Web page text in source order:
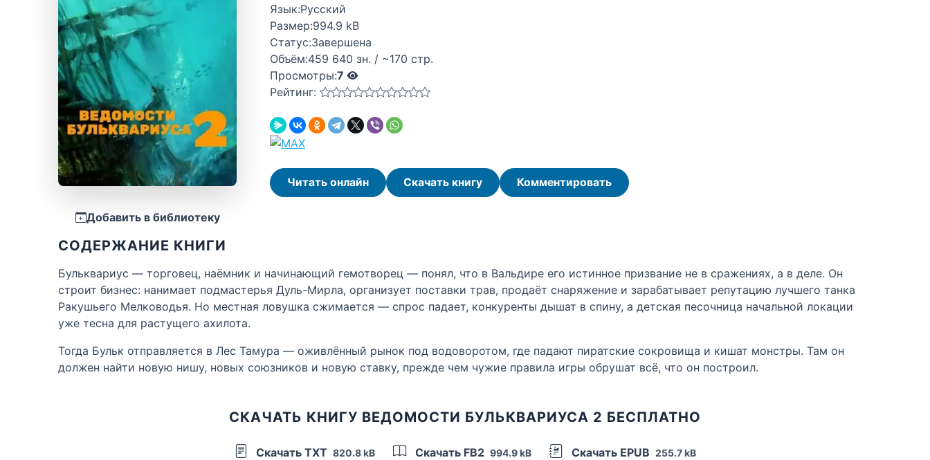
Добавить в библиотеку
Язык:Русский
Размер:994.9 kB
Статус:Завершена
Объём:459 640 зн. / ~170 стр.
Просмотры:7
Рейтинг:
Читать онлайн Скачать книгу Комментировать
СОДЕРЖАНИЕ КНИГИ
Бульквариус — торговец, наёмник и начинающий гемотворец — понял, что в Вальдире его истинное призвание не в сражениях, а в деле. Он
строит бизнес: нанимает подмастерья Дуль-Мирла, организует поставки трав, продаёт снаряжение и зарабатывает репутацию лучшего танка
Ракушьего Мелководья. Но местная ловушка сжимается — спрос падает, конкуренты дышат в спину, а детская песочница начальной локации
уже тесна для растущего ахилота.
Тогда Бульк отправляется в Лес Тамура — оживлённый рынок под водоворотом, где падают пиратские сокровища и кишат монстры. Там он
должен найти новую нишу, новых союзников и новую ставку, прежде чем чужие правила игры обрушат всё, что он построил.
СКАЧАТЬ КНИГУ ВЕДОМОСТИ БУЛЬКВАРИУСА 2 БЕСПЛАТНО
Скачать TXT 820.8 kB Скачать FB2 994.9 kB Скачать EPUB 255.7 kB